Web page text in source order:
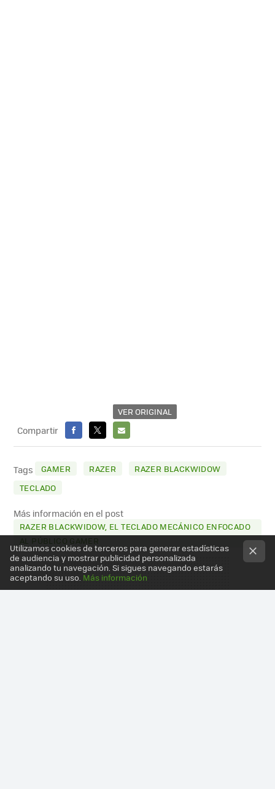
VER ORIGINAL
Compartir
FACEBOOK
X
E-
MAIL
Tags GAMER RAZER
RAZER BLACKWIDOW
TECLADO
Más información en el post
RAZER BLACKWIDOW, EL TECLADO MECÁNICO ENFOCADO
Utilizamos cookies de terceros para generar estadísticas
de audiencia y mostrar publicidad personalizada
analizando tu navegación. Si sigues navegando estarás
aceptando su uso. Más información